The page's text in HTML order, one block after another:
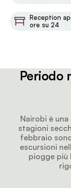
Reception
ore su 24
Periodo
Nairobi è
stagioni
febbraio
escursioni
piogge più